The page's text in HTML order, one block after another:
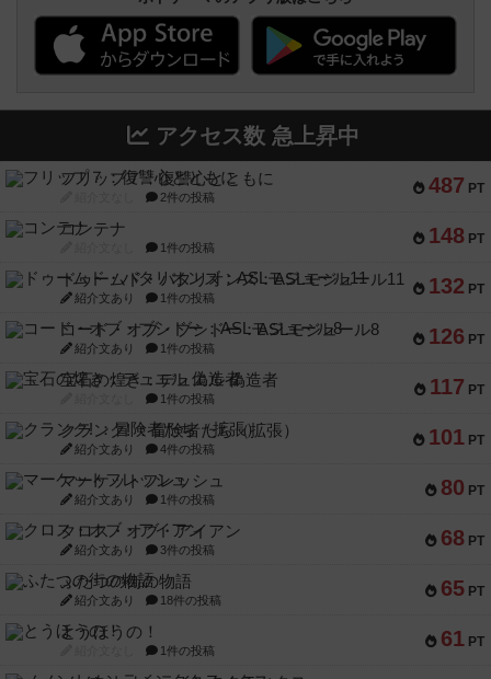
アクセス数 急上昇中
487 PT
フリップ７：復讐心とともに
2件の投稿
148 PT
コンテナ
1件の投稿
132 PT
ドゥームド・バタリオンズ：ASLモジュール11
紹介文あり 1件の投稿
126 PT
コード・オブ・ブシドー：ASLモジュール8
紹介文あり 1件の投稿
117 PT
宝石の煌き：デュエル 偽造者
1件の投稿
101 PT
クランク! ：冒険者たち（拡張）
紹介文あり 4件の投稿
80 PT
マーケットフレッシュ
紹介文あり 1件の投稿
68 PT
クロス・オブ・アイアン
紹介文あり 3件の投稿
65 PT
ふたつの街の物語
紹介文あり 18件の投稿
61 PT
とうほうの！
1件の投稿